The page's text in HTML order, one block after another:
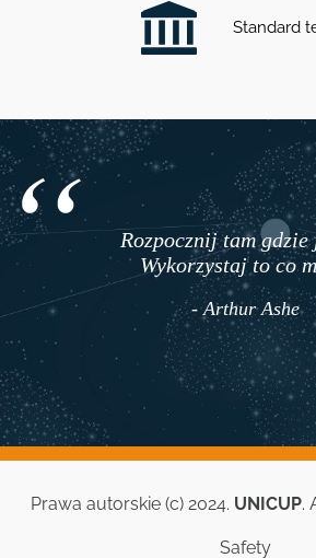
Standard
Rozpocznij tam gdzie
Wykorzystaj to co
- Arthur Ashe
Prawa autorskie (c) 2024. UNICUP.
Safety